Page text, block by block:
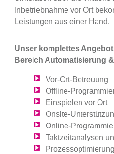
Inbetriebnahme vor Ort
Leistungen aus einer Hand.
Unser komplettes
Bereich Automatisierung
Vor-Ort-Betreuung
Offline-
Einspielen vor Ort
Onsite-
Online-
Taktzeitanalysen